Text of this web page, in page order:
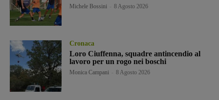
Michele Bossini 8 Agosto 2026
Cronaca
Loro Ciuffenna, squadre antincendio al
lavoro per un rogo nei boschi
Monica Campani 8 Agosto 2026